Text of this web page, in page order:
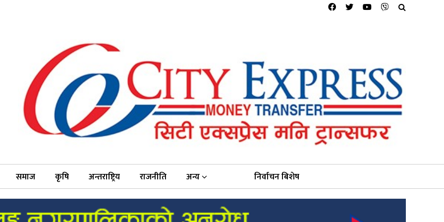
समाज कृषि अन्तराष्ट्रिय राजनीति अन्य निर्वाचन बिशेष